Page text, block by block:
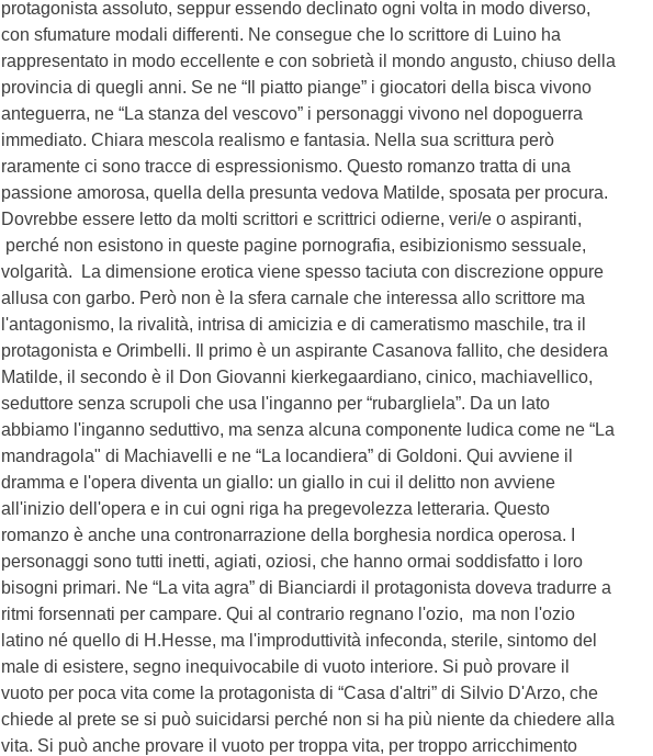
protagonista assoluto, seppur essendo declinato ogni volta in modo diverso,
con sfumature modali differenti. Ne consegue che lo scrittore di Luino ha
rappresentato in modo eccellente e con sobrietà il mondo angusto, chiuso della
provincia di quegli anni. Se ne “Il piatto piange” i giocatori della bisca vivono
anteguerra, ne “La stanza del vescovo” i personaggi vivono nel dopoguerra
immediato. Chiara mescola realismo e fantasia. Nella sua scrittura però
raramente ci sono tracce di espressionismo. Questo romanzo tratta di una
passione amorosa, quella della presunta vedova Matilde, sposata per procura.
Dovrebbe essere letto da molti scrittori e scrittrici odierne, veri/e o aspiranti,
perché non esistono in queste pagine pornografia, esibizionismo sessuale,
volgarità. La dimensione erotica viene spesso taciuta con discrezione oppure
allusa con garbo. Però non è la sfera carnale che interessa allo scrittore ma
l'antagonismo, la rivalità, intrisa di amicizia e di cameratismo maschile, tra il
protagonista e Orimbelli. Il primo è un aspirante Casanova fallito, che desidera
Matilde, il secondo è il Don Giovanni kierkegaardiano, cinico, machiavellico,
seduttore senza scrupoli che usa l'inganno per “rubargliela”. Da un lato
abbiamo l'inganno seduttivo, ma senza alcuna componente ludica come ne “La
mandragola" di Machiavelli e ne “La locandiera” di Goldoni. Qui avviene il
dramma e l'opera diventa un giallo: un giallo in cui il delitto non avviene
all'inizio dell'opera e in cui ogni riga ha pregevolezza letteraria. Questo
romanzo è anche una contronarrazione della borghesia nordica operosa. I
personaggi sono tutti inetti, agiati, oziosi, che hanno ormai soddisfatto i loro
bisogni primari. Ne “La vita agra” di Bianciardi il protagonista doveva tradurre a
ritmi forsennati per campare. Qui al contrario regnano l'ozio, ma non l'ozio
latino né quello di H.Hesse, ma l'improduttività infeconda, sterile, sintomo del
male di esistere, segno inequivocabile di vuoto interiore. Si può provare il
vuoto per poca vita come la protagonista di “Casa d'altri” di Silvio D'Arzo, che
chiede al prete se si può suicidarsi perché non si ha più niente da chiedere alla
vita. Si può anche provare il vuoto per troppa vita, per troppo arricchimento